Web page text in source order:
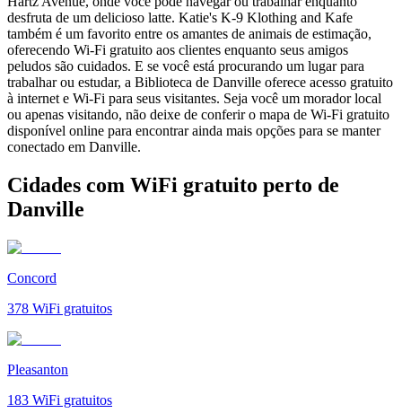
desfruta de um delicioso latte. Katie's K-9 Klothing and Kafe
também é um favorito entre os amantes de animais de estimação,
oferecendo Wi-Fi gratuito aos clientes enquanto seus amigos
peludos são cuidados. E se você está procurando um lugar para
trabalhar ou estudar, a Biblioteca de Danville oferece acesso gratuito
à internet e Wi-Fi para seus visitantes. Seja você um morador local
ou apenas visitando, não deixe de conferir o mapa de Wi-Fi gratuito
disponível online para encontrar ainda mais opções para se manter
conectado em Danville.
Cidades com WiFi gratuito perto de
Danville
Concord
378 WiFi gratuitos
Pleasanton
183 WiFi gratuitos